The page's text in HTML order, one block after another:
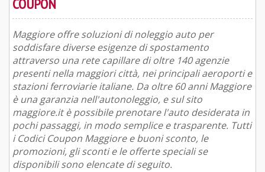
COUPON
Maggiore offre soluzioni di noleggio auto per
soddisfare diverse esigenze di spostamento
attraverso una rete capillare di oltre 140 agenzie
presenti nella maggiori città, nei principali aeroporti e
stazioni ferroviarie italiane. Da oltre 60 anni Maggiore
è una garanzia nell'autonoleggio, e sul sito
maggiore.it è possibile prenotare l'auto desiderata in
pochi passaggi, in modo semplice e trasparente. Tutti
i Codici Coupon Maggiore e buoni sconto, le
promozioni, gli sconti e le offerte speciali se
disponibili sono elencate di seguito.